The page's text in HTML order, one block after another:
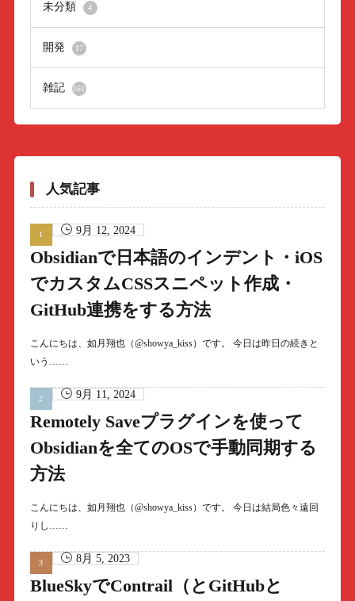
未分類 4
開発 17
雑記 161
人気記事
9月 12, 2024
Obsidianで日本語のインデント・iOS
でカスタムCSSスニペット作成・
GitHub連携をする方法
こんにちは、如月翔也（@showya_kiss）です。 今日は昨日の続きと
いう……
9月 11, 2024
Remotely Saveプラグインを使って
Obsidianを全てのOSで手動同期する
方法
こんにちは、如月翔也（@showya_kiss）です。 今日は結局色々遠回
りし……
8月 5, 2023
BlueSkyでContrail（とGitHubと